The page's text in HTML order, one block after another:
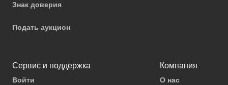
Знак доверия
Подать аукцион
Сервис и поддержка
Войти
Компания
О нас